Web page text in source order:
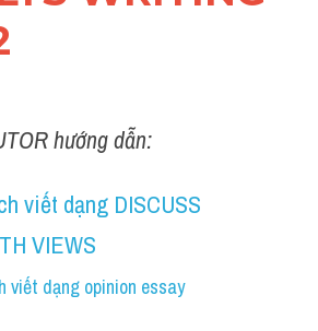
hướng dẫn:
viết dạng DISCUSS
VIEWS
viết dạng opinion essay